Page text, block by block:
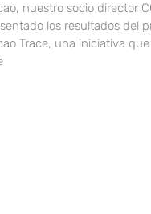
nuestro socio director
los resultados del
Trace, una iniciativa